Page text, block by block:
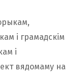
і грамадскім
і
вядомаму на